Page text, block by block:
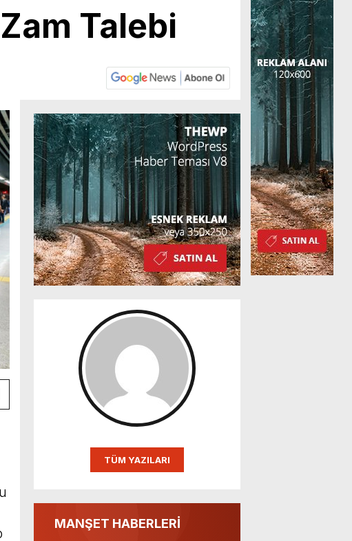
Talebi
TÜM YAZILARI
MANŞET HABERLERİ